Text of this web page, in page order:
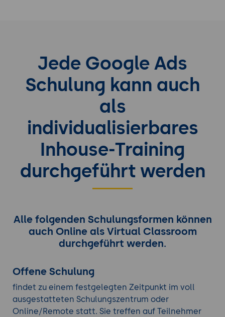
Jede Google Ads
Schulung kann auch
als
individualisierbares
Inhouse-Training
durchgeführt werden
Alle folgenden Schulungsformen können
auch Online als Virtual Classroom
durchgeführt werden.
Offene Schulung
findet zu einem festgelegten Zeitpunkt im voll
ausgestatteten Schulungszentrum oder
Online/Remote statt. Sie treffen auf Teilnehmer